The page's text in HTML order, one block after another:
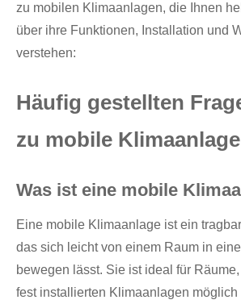
zu mobilen Klimaanlagen, die Ihnen
über ihre Funktionen, Installation und
verstehen:
Häufig gestellten
zu mobile Klimaanlage
Was ist eine mobile
Eine mobile Klimaanlage ist ein
das sich leicht von einem Raum in
bewegen lässt. Sie ist ideal für
fest installierten Klimaanlagen